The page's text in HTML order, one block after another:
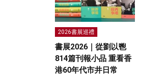
2026書展巡禮
書展2026｜從劉以鬯
814篇刊報小品 重看香
港60年代市井日常